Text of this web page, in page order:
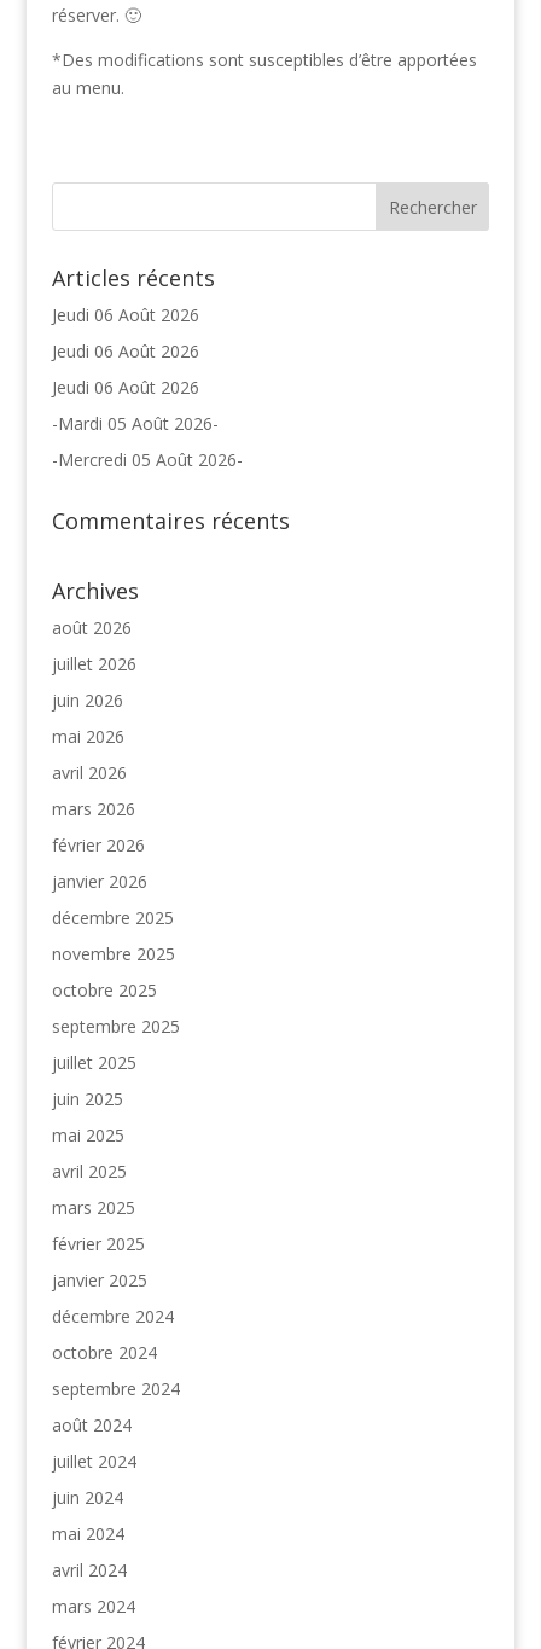
réserver. 🙂
*Des modifications sont susceptibles d’être apportées
au menu.
Articles récents
Jeudi 06 Août 2026
Jeudi 06 Août 2026
Jeudi 06 Août 2026
-Mardi 05 Août 2026-
-Mercredi 05 Août 2026-
Commentaires récents
Archives
août 2026
juillet 2026
juin 2026
mai 2026
avril 2026
mars 2026
février 2026
janvier 2026
décembre 2025
novembre 2025
octobre 2025
septembre 2025
juillet 2025
juin 2025
mai 2025
avril 2025
mars 2025
février 2025
janvier 2025
décembre 2024
octobre 2024
septembre 2024
août 2024
juillet 2024
juin 2024
mai 2024
avril 2024
mars 2024
février 2024